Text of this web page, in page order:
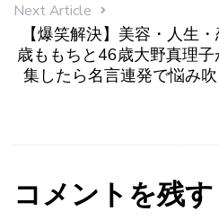
Next Article
【爆笑解決】美容・人生
歳ももちと46歳大野真理
集したら名言連発で悩み
コメントを残す